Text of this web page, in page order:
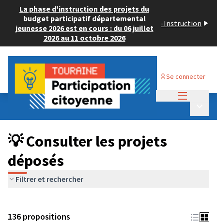
La phase d'instruction des projets du
budget participatif départemental
jeunesse 2026 est en cours : du 06 juillet
2026 au 11 octobre 2026
-Instruction
Se connecter
Budget Participatif JEUNESSE 2024
💡 Consulter les projets déposés
💡 Consulter les projets
déposés
Filtrer et rechercher
136 propositions